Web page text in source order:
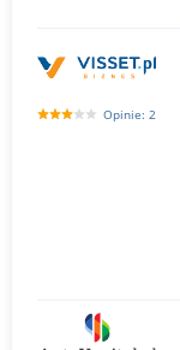
Opinie: 2